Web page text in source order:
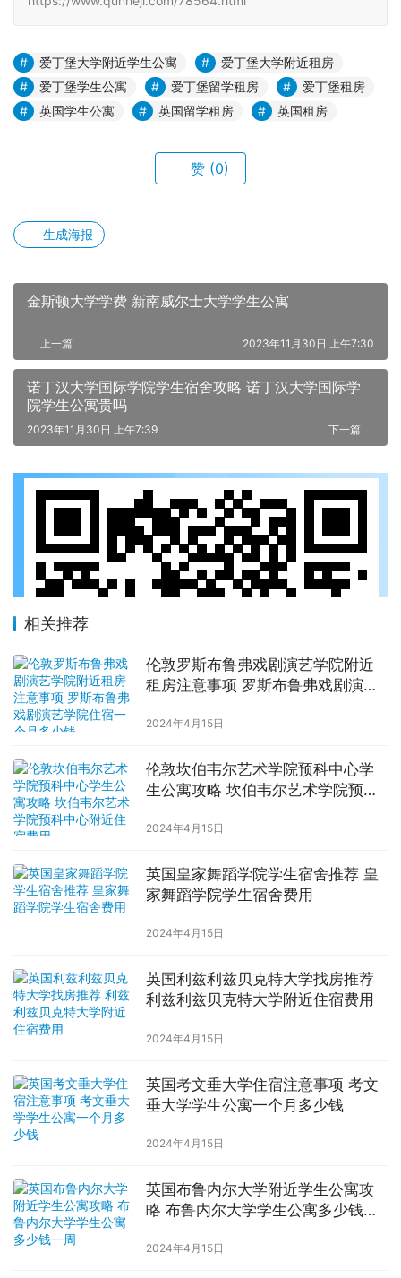
爱丁堡大学附近学生公寓
爱丁堡大学附近租房
爱丁堡学生公寓
爱丁堡留学租房
爱丁堡租房
英国学生公寓
英国留学租房 英国租房
赞 (0)
生成海报
金斯顿大学学费 新南威尔士大学学生公寓
上一篇 2023年11月30日 上午7:30
诺丁汉大学国际学院学生宿舍攻略 诺丁汉大学国际学
院学生公寓贵吗
下一篇
2023年11月30日 上午7:39
相关推荐
伦敦罗斯布鲁弗戏剧演艺学院附近
租房注意事项 罗斯布鲁弗戏剧演艺
2024年4月15日
伦敦坎伯韦尔艺术学院预科中心学
生公寓攻略 坎伯韦尔艺术学院预科
2024年4月15日
英国皇家舞蹈学院学生宿舍推荐 皇
家舞蹈学院学生宿舍费用
2024年4月15日
英国利兹利兹贝克特大学找房推荐
利兹利兹贝克特大学附近住宿费用
2024年4月15日
英国考文垂大学住宿注意事项 考文
垂大学学生公寓一个月多少钱
2024年4月15日
英国布鲁内尔大学附近学生公寓攻
略 布鲁内尔大学学生公寓多少钱一
2024年4月15日